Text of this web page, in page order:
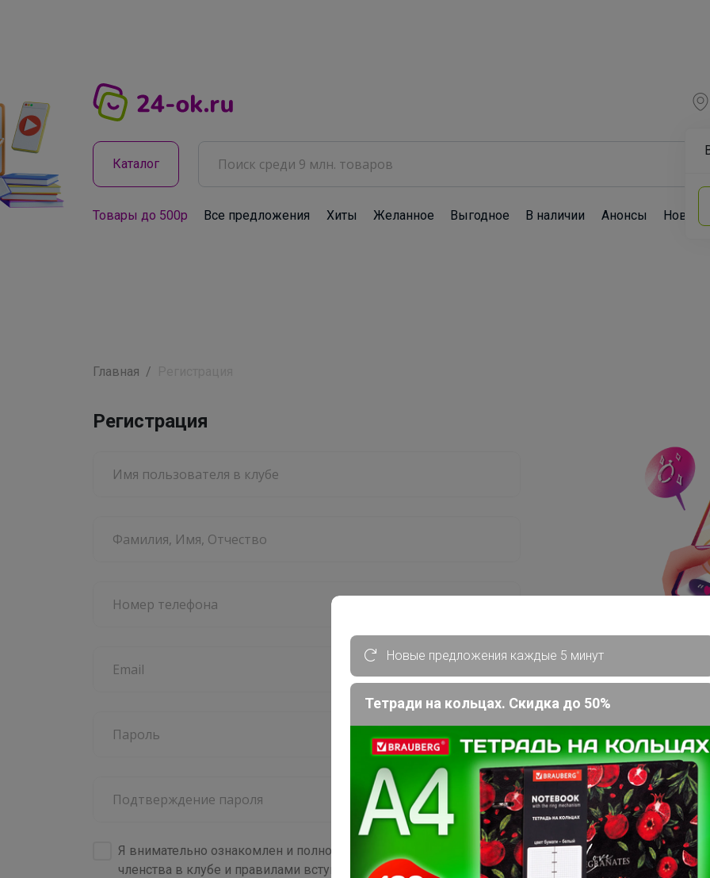
Каталог
Товары до 500р Все предложения Хиты Желанное Выгодное В наличии Анонсы Новости
Главная
Регистрация
Я внимательно ознакомлен и полностью согласен с условиями
членства в клубе и правилами вступления, изложенными в
центров раздач
4 000+
брендов
Новые предложения каждые 5 минут
Тетради на кольцах. Скидка до 50%